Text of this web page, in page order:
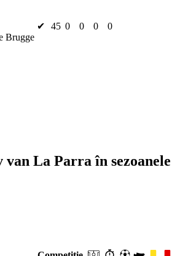
Brugge
✔ 45 0 0 0 0
La Parra în sezoanele